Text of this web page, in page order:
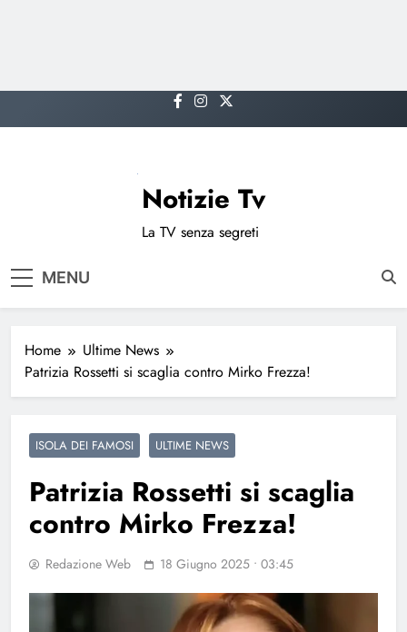
to
Notizie Tv
La TV senza segreti
MENU
Home
Ultime News
Patrizia Rossetti si scaglia contro Mirko Frezza!
ISOLA DEI FAMOSI ULTIME NEWS
Patrizia Rossetti si scaglia
contro Mirko Frezza!
Redazione Web 18 Giugno 2025 • 03:45